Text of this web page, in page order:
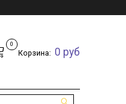
0
Корзина: 0 руб